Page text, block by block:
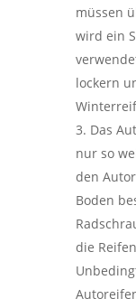
müssen
wird ein
lockern
Das
nur so
den
Boden
die